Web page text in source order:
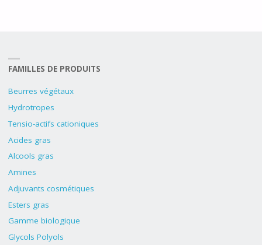
FAMILLES DE PRODUITS
Beurres végétaux
Hydrotropes
Tensio-actifs cationiques
Acides gras
Alcools gras
Amines
Adjuvants cosmétiques
Esters gras
Gamme biologique
Glycols Polyols